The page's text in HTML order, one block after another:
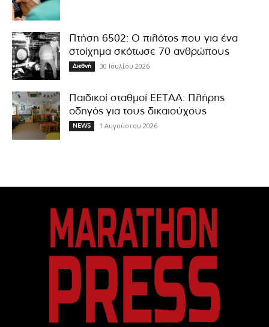
Πτήση 6502: Ο πιλότος που για ένα
στοίχημα σκότωσε 70 ανθρώπους
Διεθνή 30 Ιουλίου 2026
Παιδικοί σταθμοί ΕΕΤΑΑ: Πλήρης
οδηγός για τους δικαιούχους
NEWS 1 Αυγούστου 2026